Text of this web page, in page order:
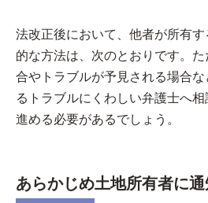
法改正後において、他者が所有
的な方法は、次のとおりです。
合やトラブルが予見される場合
るトラブルにくわしい弁護士へ
進める必要があるでしょう。
あらかじめ土地所有者に通